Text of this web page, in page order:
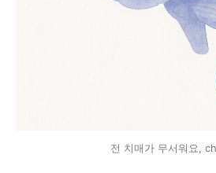
전 치매가 무서워요,